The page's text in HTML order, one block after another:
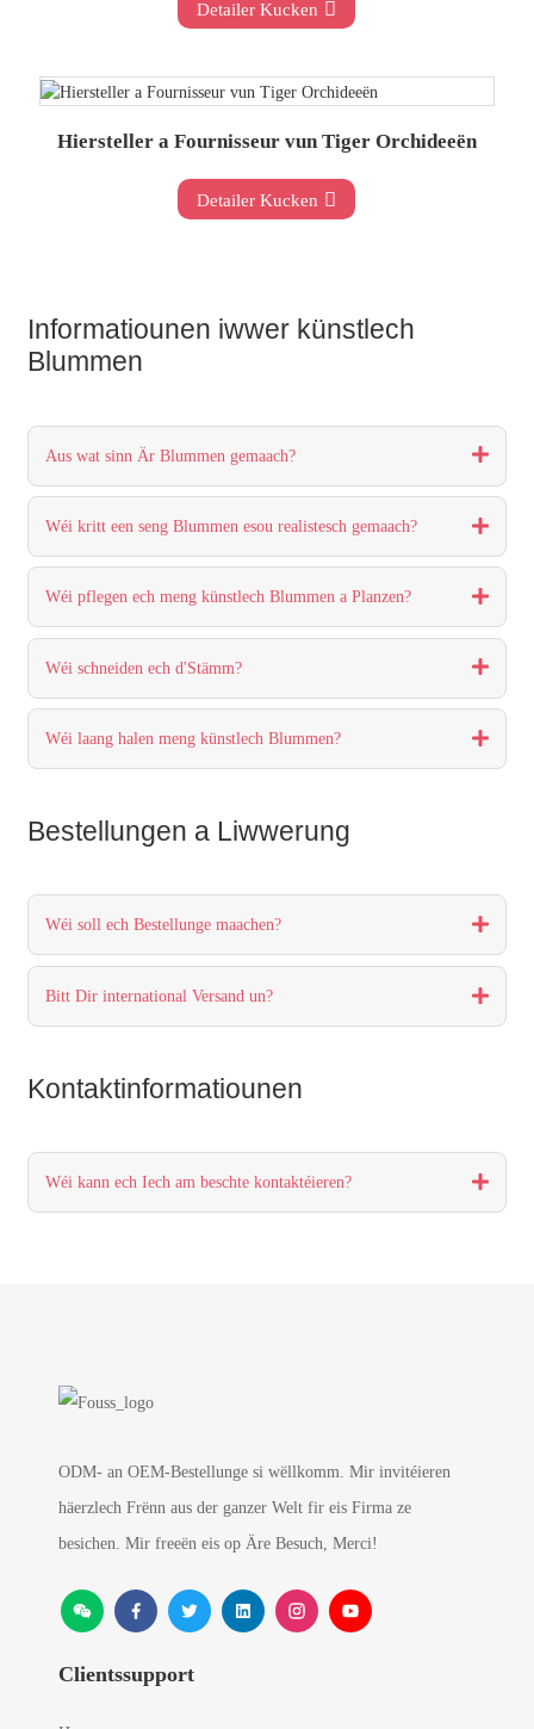
Detailer Kucken
Hiersteller a Fournisseur vun Tiger Orchideeën
Detailer Kucken
Informatiounen iwwer künstlech
Blummen
Aus wat sinn Är Blummen gemaach?
Wéi kritt een seng Blummen esou realistesch gemaach?
Wéi pflegen ech meng künstlech Blummen a Planzen?
Wéi schneiden ech d'Stämm?
Wéi laang halen meng künstlech Blummen?
Bestellungen a Liwwerung
Wéi soll ech Bestellunge maachen?
Bitt Dir international Versand un?
Kontaktinformatiounen
Wéi kann ech Iech am beschte kontaktéieren?
ODM- an OEM-Bestellunge si wëllkomm. Mir invitéieren
häerzlech Frënn aus der ganzer Welt fir eis Firma ze
besichen. Mir freeën eis op Äre Besuch, Merci!
Clientssupport